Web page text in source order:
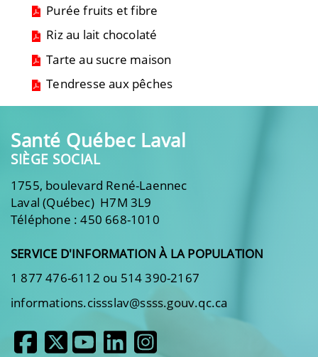
Purée fruits et fibre
Riz au lait chocolaté
Tarte au sucre maison
Tendresse aux pêches
Santé Québec Laval
SIÈGE SOCIAL
1755, boulevard René-Laennec
Laval (Québec) H7M 3L9
Téléphone : 450 668-1010
SERVICE D'INFORMATION À LA POPULATION
1 877 476-6112 ou 514 390-2167
informations.cissslav@ssss.gouv.qc.ca